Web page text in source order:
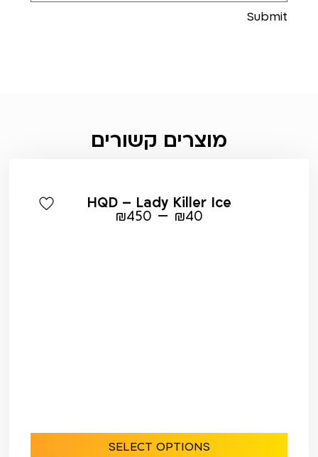
מוצרים קשורים
HQD – Lady Killer Ice
₪40
–
₪450
SELECT OPTIONS